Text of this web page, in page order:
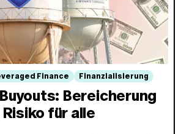
Finance Finanzialisierung
Bereicherung
für alle